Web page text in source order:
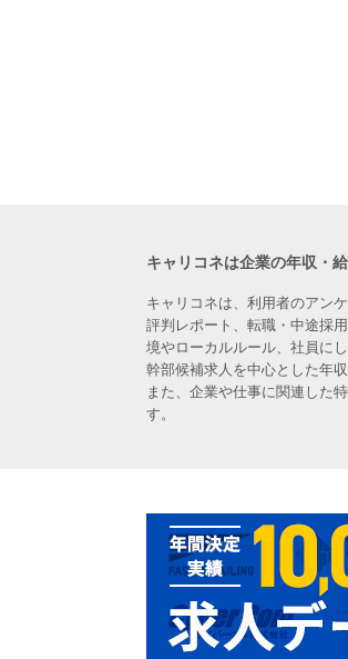
キャリコネは企業の年収・
キャリコネは、利用者のアン
評判レポート、転職・中途採
境やローカルルール、社員に
幹部候補求人を中心とした年
また、企業や仕事に関連した
す。